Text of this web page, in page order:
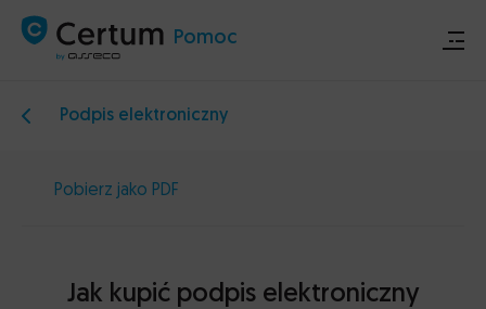
Pomoc
Certum.pl
Sklep
Podpis elektroniczny
Pobierz jako PDF
Jak kupić podpis elektroniczny